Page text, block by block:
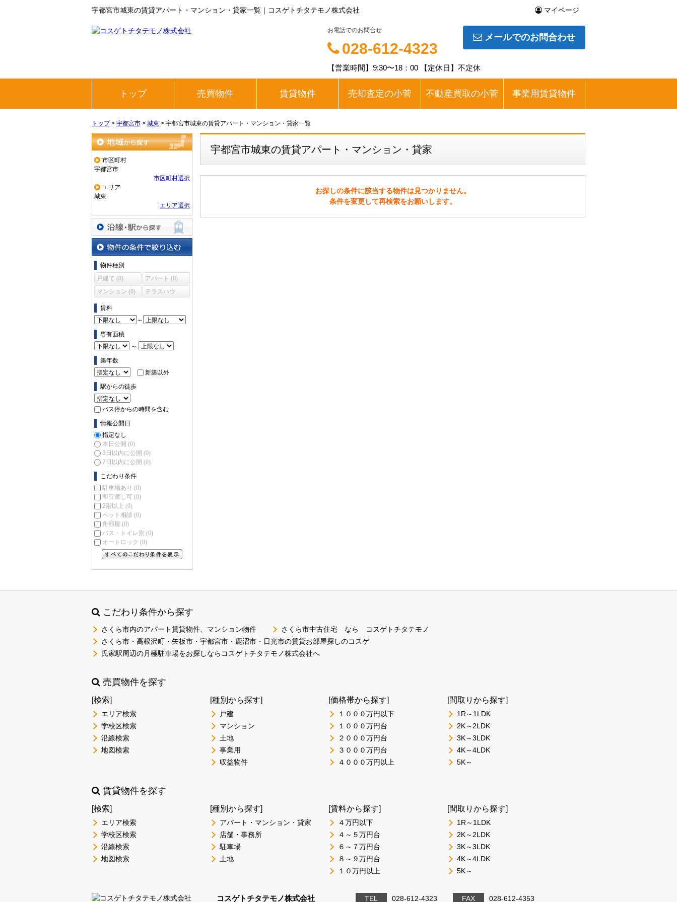
宇都宮市城東の賃貸アパート・マンション・貸家一覧｜コスゲトチタテモノ株式会社 マイページ
メールでのお問合わせ
お電話でのお問合せ
028-612-4323
【営業時間】9:30〜18：00 【定休日】不定休
トップ 売買物件 賃貸物件 売却査定の小菅 不動産買取の小菅 事業用賃貸物件
トップ> 宇都宮市 > 城東 > 宇都宮市城東の賃貸アパート・マンション・貸家一覧
地域から探す
市区町村
宇都宮市
市区町村選択
エリア
城東
エリア選択
沿線・駅から探す
物件の条件で絞り込む
物件種別
戸建て (0)
アパート (0)
マンション (0)
テラスハウ
賃料
～
専有面積
～
築年数
新築以外
駅からの徒歩
バス停からの時間を含む
情報公開日
指定なし
本日公開 (0)
3日以内に公開 (0)
7日以内に公開 (0)
こだわり条件
駐車場あり (0)
即引渡し可 (0)
2階以上 (0)
ペット相談 (0)
角部屋 (0)
バス・トイレ別 (0)
オートロック (0)
宇都宮市城東の賃貸アパート・マンション・貸家
お探しの条件に該当する物件は見つかりません。
条件を変更して再検索をお願いします。
こだわり条件から探す
さくら市内のアパート賃貸物件、マンション物件
さくら市中古住宅 なら コスゲトチタテモノ
さくら市・高根沢町・矢板市・宇都宮市・鹿沼市・日光市の賃貸お部屋探しのコスゲ
氏家駅周辺の月極駐車場をお探しならコスゲトチタテモノ株式会社へ
売買物件を探す
[検索]
エリア検索
学校区検索
沿線検索
地図検索
[種別から探す]
戸建
マンション
土地
事業用
収益物件
[価格帯から探す]
１０００万円以下
１０００万円台
２０００万円台
３０００万円台
４０００万円以上
[間取りから探す]
1R～1LDK
2K～2LDK
3K～3LDK
4K～4LDK
5K～
賃貸物件を探す
[検索]
エリア検索
学校区検索
沿線検索
地図検索
[種別から探す]
アパート・マンション・貸家
店舗・事務所
駐車場
土地
[賃料から探す]
４万円以下
４～５万円台
６～７万円台
８～９万円台
１０万円以上
[間取りから探す]
1R～1LDK
2K～2LDK
3K～3LDK
4K～4LDK
5K～
コスゲトチタテモノ株式会社 TEL 028-612-4323 FAX 028-612-4353